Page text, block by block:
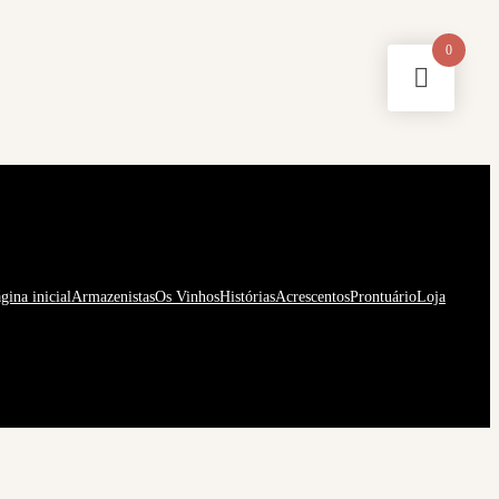
inicialArmazenistasOs VinhosHistóriasAcrescentosProntuárioLoja
0